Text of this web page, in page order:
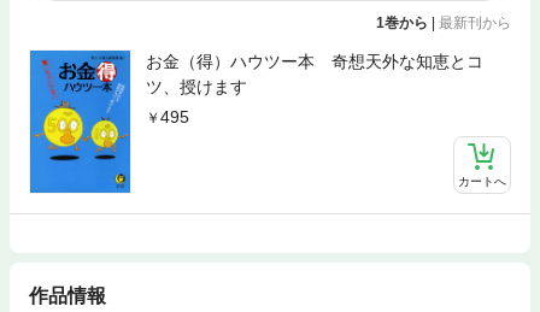
1巻から | 最新刊から
お金（得）ハウツー本 奇想天外な知恵とコ
ツ、授けます
495
カートへ
作品情報